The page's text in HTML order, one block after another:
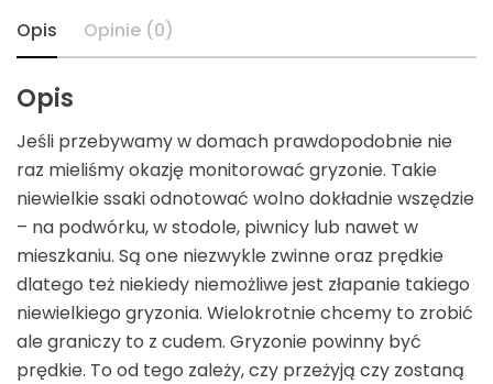
Opis Opinie (0)
Opis
Jeśli przebywamy w domach prawdopodobnie nie
raz mieliśmy okazję monitorować gryzonie. Takie
niewielkie ssaki odnotować wolno dokładnie wszędzie
– na podwórku, w stodole, piwnicy lub nawet w
mieszkaniu. Są one niezwykle zwinne oraz prędkie
dlatego też niekiedy niemożliwe jest złapanie takiego
niewielkiego gryzonia. Wielokrotnie chcemy to zrobić
ale graniczy to z cudem. Gryzonie powinny być
prędkie. To od tego zależy, czy przeżyją czy zostaną